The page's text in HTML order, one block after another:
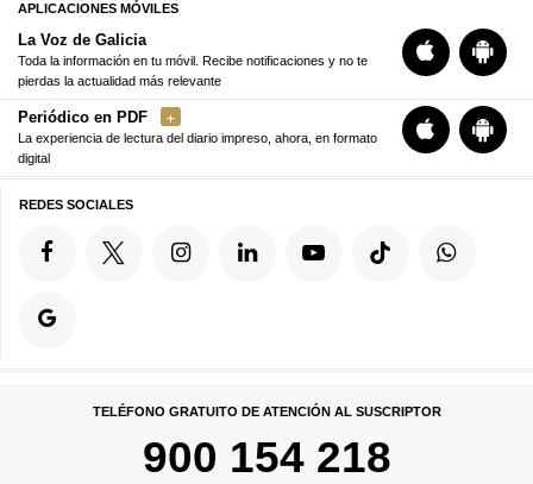
APLICACIONES MÓVILES
La Voz de Galicia
Toda la información en tu móvil. Recibe notificaciones y no te
pierdas la actualidad más relevante
Periódico en PDF
La experiencia de lectura del diario impreso, ahora, en formato
digital
REDES SOCIALES
TELÉFONO GRATUITO DE ATENCIÓN AL SUSCRIPTOR
900 154 218